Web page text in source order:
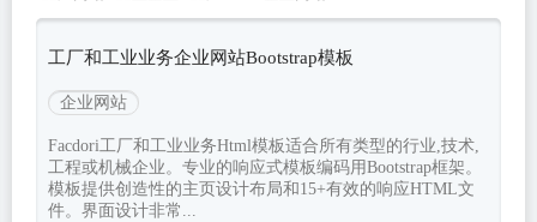
bootstrap
工厂和工业业务企业网站Bootstrap模板
企业网站
Facdori工厂和工业业务Html模板适合所有类型的行业,技术,
工程或机械企业。专业的响应式模板编码用Bootstrap框架。
模板提供创造性的主页设计布局和15+有效的响应HTML文
件。界面设计非常...